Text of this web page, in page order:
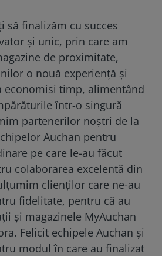
să finalizăm cu succes
și unic, prin care am
de proximitate,
o nouă experiență și
economisi timp, alimentând
într-o singură
partenerilor noștri de la
Auchan pentru
pe care le-au făcut
colaborarea excelentă din
clienților care ne-au
fidelitate, pentru că au
și magazinele MyAuchan
Felicit echipele Auchan și
modul în care au finalizat